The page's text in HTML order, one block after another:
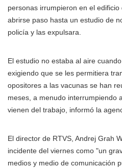
personas irrumpieron en el
abrirse paso hasta un estudio de
policía y las expulsara.
El estudio no estaba al aire
exigiendo que se les permitiera
opositores a las vacunas se han
meses, a menudo interrumpiendo
vienen del trabajo, informó la
El director de RTVS, Andrej Grah
incidente del viernes como "un
medios y medio de comunicación